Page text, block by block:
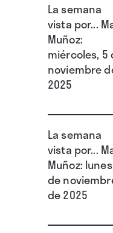
La semana
vista por...
Muñoz:
miércoles, 5
noviembre
2025
La semana
vista por...
Muñoz:
de
de 2025